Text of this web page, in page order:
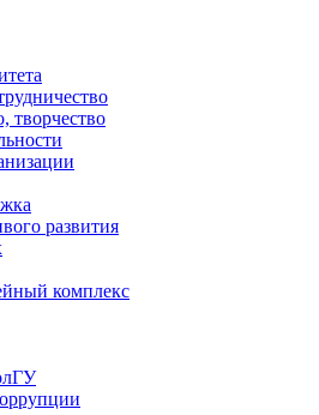
творчество
развития
комплекс